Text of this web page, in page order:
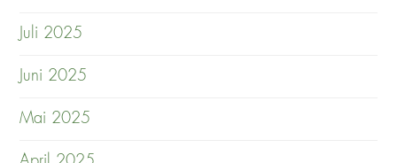
Juli 2025
Juni 2025
Mai 2025